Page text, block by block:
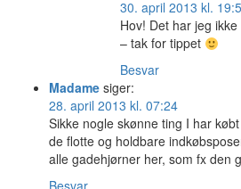
30. april 2013 kl.
Hov! Det har jeg
– tak for tippet
Besvar
Madame siger:
28. april 2013 kl. 07:24
Sikke nogle skønne ting I har
de flotte og holdbare
alle gadehjørner her, som fx den